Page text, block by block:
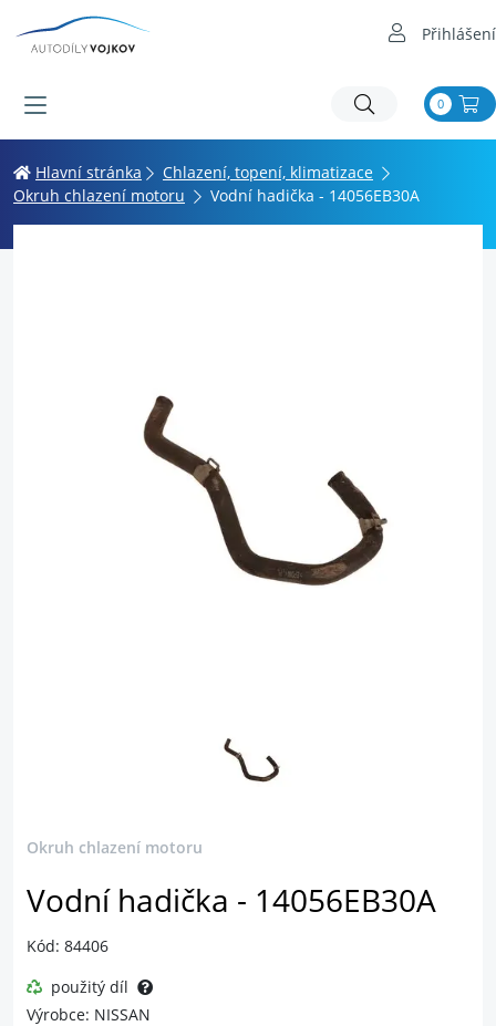
Přihlášení
0
Hlavní stránka
Chlazení, topení, klimatizace
Okruh chlazení motoru
Vodní hadička - 14056EB30A
Okruh chlazení motoru
Vodní hadička - 14056EB30A
Kód: 84406
použitý díl
Výrobce: NISSAN